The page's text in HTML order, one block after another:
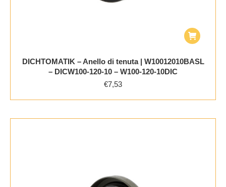
DICHTOMATIK – Anello di tenuta | W10012010BASL
– DICW100-120-10 – W100-120-10DIC
€7,53